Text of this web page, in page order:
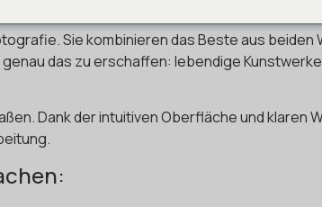
Sie kombinieren das Beste aus beiden
das zu erschaffen: lebendige
Dank der intuitiven Oberfläche und klaren